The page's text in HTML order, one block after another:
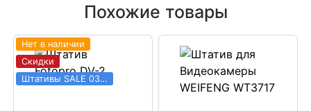
Похожие товары
Нет в наличии
Скидки
Штативы SALE 03.06 - 31.08